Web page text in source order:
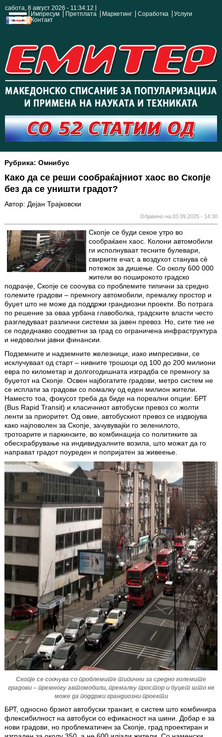
сабота, 8 август 2026 - 11:34:13
Импресум
Претплата Маркетинг Соработка
Услуги
Контакт
Рубрика: Омнибус
Како да се реши сообраќајниот хаос во Скопје
без да се уништи градот?
Автор: Дејан Трајковски
Објавено на 03.09.2025 - 14:30
Скопје се буди секое утро во
сообраќаен хаос. Колони автомобили
ги исполнуваат тесните булевари,
свирките ечат, а воздухот станува сè
потежок за дишење. Со околу 600 000
жители во поширокото градско
подрачје, Скопје се соочува со проблемите типични за средно
големите градови – премногу автомобили, премалку простор и
буџет што не може да поддржи грандиозни проекти. Во потрага
по решение за оваа урбана главоболка, градските власти често
разгледуваат различни системи за јавен превоз. Но, сите тие не
се подеднакво соодветни за град со ограничена инфраструктура
и недоволни јавни финансии.
Подземните и надземните железници, иако импресивни, се
исклучуваат од старт – нивните трошоци од 100 до 200 милиони
евра по километар и долгогодишната изградба се премногу за
буџетот на Скопје. Освен најбогатите градови, метро систем не
се исплати за градови со помалку од еден милион жители.
Наместо тоа, фокусот треба да биде на пореални опции: БРТ
(Bus Rapid Transit) и класичниот автобуски превоз со жолти
ленти за приоритет. Од овие, автобускиот превоз се издвојува
како најповолен за Скопје, зачувувајќи го зеленилото,
тротоарите и паркинзите, во комбинација со политиките за
обесхрабрување на индивидуалните возила, што можат да го
направат градот поуреден и попријатен за живеење.
Скопје се соочува со проблемите типични за средно големите
градови – премногу автомобили, премалку простор и буџет што не
може да поддржи грандиозни проекти
БРТ, односно брзиот автобуски транзит, е систем што комбинира
флексибилност на автобуси со ефикасност на шини. Добар е за
нови градови, но проблематичен за Скопје, град проектиран и